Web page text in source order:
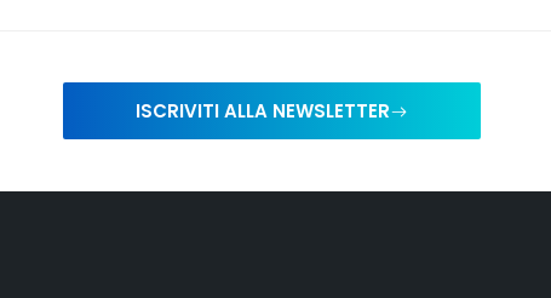
ISCRIVITI ALLA NEWSLETTER